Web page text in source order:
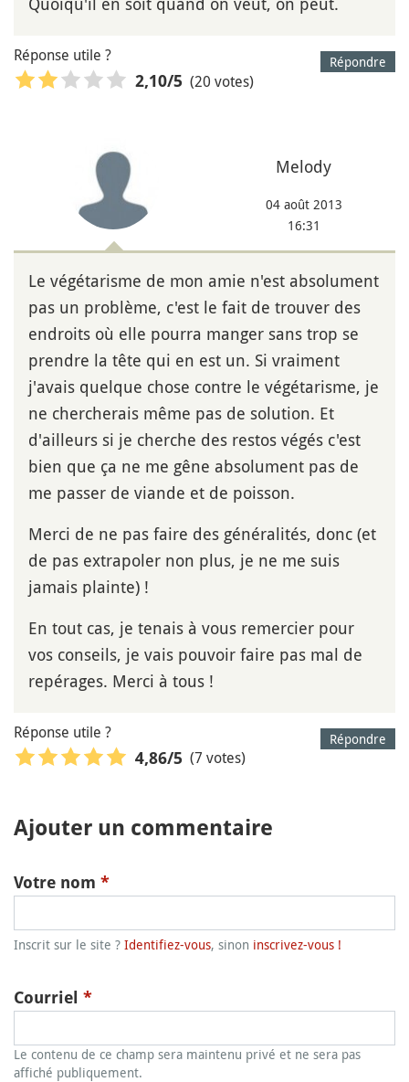
Répondre
Réponse utile ?
2,10/5 (20 votes)
Melody
04 août 2013
16:31
Le végétarisme de mon amie n'est absolument
pas un problème, c'est le fait de trouver des
endroits où elle pourra manger sans trop se
prendre la tête qui en est un. Si vraiment
j'avais quelque chose contre le végétarisme, je
ne chercherais même pas de solution. Et
d'ailleurs si je cherche des restos végés c'est
bien que ça ne me gêne absolument pas de
me passer de viande et de poisson.
Merci de ne pas faire des généralités, donc (et
de pas extrapoler non plus, je ne me suis
jamais plainte) !
En tout cas, je tenais à vous remercier pour
vos conseils, je vais pouvoir faire pas mal de
repérages. Merci à tous !
Répondre
Réponse utile ?
4,86/5 (7 votes)
Ajouter un commentaire
Votre nom *
Inscrit sur le site ? Identifiez-vous, sinon inscrivez-vous !
Courriel *
Le contenu de ce champ sera maintenu privé et ne sera pas
affiché publiquement.